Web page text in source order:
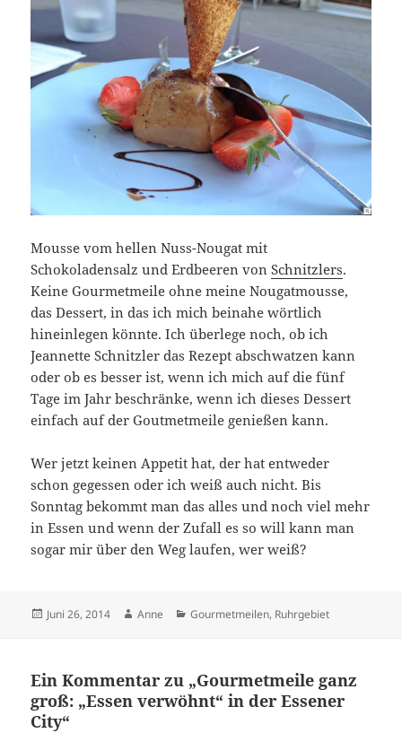
Mousse vom hellen Nuss-Nougat mit
Schokoladensalz und Erdbeeren vonSchnitzlers.
Keine Gourmetmeile ohne meine Nougatmousse,
das Dessert, in das ich mich beinahe wörtlich
hineinlegen könnte. Ich überlege noch, ob ich
Jeannette Schnitzler das Rezept abschwatzen kann
oder ob es besser ist, wenn ich mich auf die fünf
Tage im Jahr beschränke, wenn ich dieses Dessert
einfach auf der Goutmetmeile genießen kann.
Wer jetzt keinen Appetit hat, der hat entweder
schon gegessen oder ich weiß auch nicht. Bis
Sonntag bekommt man das alles und noch viel mehr
in Essen und wenn der Zufall es so will kann man
sogar mir über den Weg laufen, wer weiß?
Veröffentlicht
Juni 26, 2014 Autor
Anne Kategorien
Gourmetmeilen, Ruhrgebiet
Ein Kommentar zu „Gourmetmeile ganz
groß: „Essen verwöhnt“ in der Essener
City“